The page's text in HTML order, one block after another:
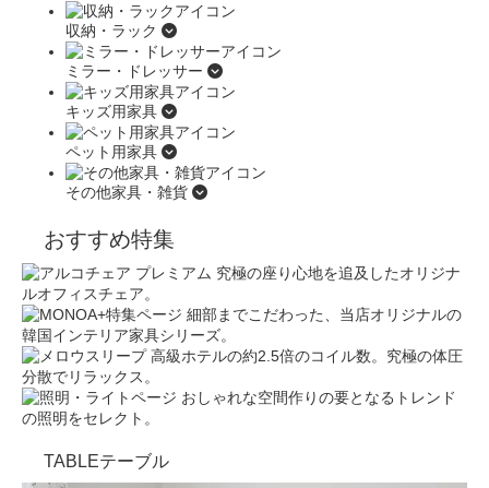
収納・ラック
ミラー・ドレッサー
キッズ用家具
ペット用家具
その他家具・雑貨
おすすめ特集
究極の座り心地を追及したオリジナ
ルオフィスチェア。
細部までこだわった、当店オリジナルの
韓国インテリア家具シリーズ。
高級ホテルの約2.5倍のコイル数。究極の体圧
分散でリラックス。
おしゃれな空間作りの要となるトレンド
の照明をセレクト。
TABLEテーブル